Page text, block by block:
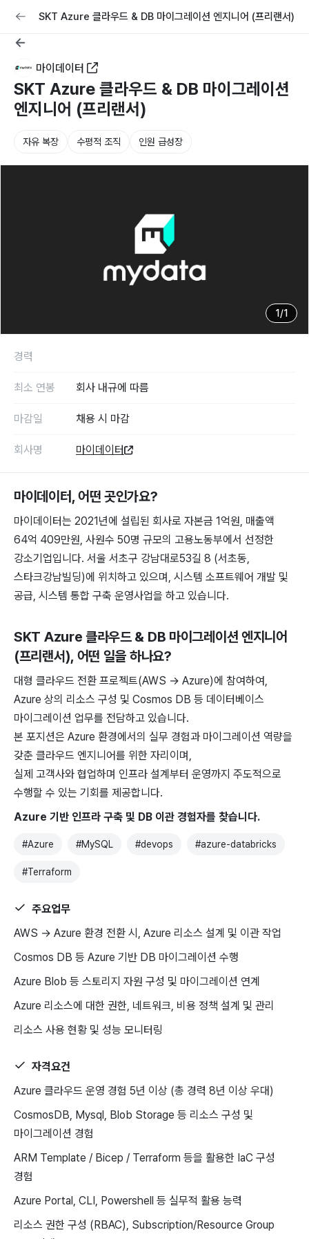
교육 커리어 채용공고 올리기
SKT Azure 클라우드 & DB 마이그레이션 엔지니어 (프리랜서)
마이데이터
SKT Azure 클라우드 & DB 마이그레이션
엔지니어 (프리랜서)
자유 복장 수평적 조직 인원 급성장
1 /1
마이데이터 , 어떤 곳인가요?
마이데이터는 2021년에 설립된 회사로 자본금 1억원, 매출액
64억 409만원, 사원수 50명 규모의 고용노동부에서 선정한
강소기업입니다. 서울 서초구 강남대로53길 8 (서초동,
스타크강남빌딩)에 위치하고 있으며, 시스템 소프트웨어 개발 및
공급, 시스템 통합 구축 운영사업을 하고 있습니다.
SKT Azure 클라우드 & DB 마이그레이션 엔지니어
(프리랜서), 어떤 일을 하나요?
대형 클라우드 전환 프로젝트(AWS → Azure)에 참여하여,
Azure 상의 리소스 구성 및 Cosmos DB 등 데이터베이스
마이그레이션 업무를 전담하고 있습니다.
본 포지션은 Azure 환경에서의 실무 경험과 마이그레이션 역량을
갖춘 클라우드 엔지니어를 위한 자리이며,
실제 고객사와 협업하며 인프라 설계부터 운영까지 주도적으로
수행할 수 있는 기회를 제공합니다.
Azure 기반 인프라 구축 및 DB 이관 경험자를 찾습니다.
#Azure #MySQL #devops #azure-databricks
#Terraform
주요업무
AWS → Azure 환경 전환 시, Azure 리소스 설계 및 이관 작업
Cosmos DB 등 Azure 기반 DB 마이그레이션 수행
Azure Blob 등 스토리지 자원 구성 및 마이그레이션 연계
Azure 리소스에 대한 권한, 네트워크, 비용 정책 설계 및 관리
리소스 사용 현황 및 성능 모니터링
자격요건
Azure 클라우드 운영 경험 5년 이상 (총 경력 8년 이상 우대)
CosmosDB, Mysql, Blob Storage 등 리소스 구성 및
마이그레이션 경험
ARM Template / Bicep / Terraform 등을 활용한 IaC 구성
경험
Azure Portal, CLI, Powershell 등 실무적 활용 능력
리소스 권한 구성 (RBAC), Subscription/Resource Group
경력
최소 연봉 회사 내규에 따름
마감일 채용 시 마감
회사명 마이데이터